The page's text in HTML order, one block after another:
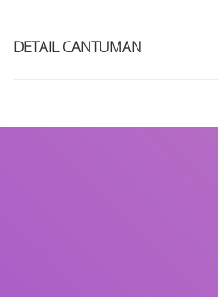
DETAIL CANTUMAN